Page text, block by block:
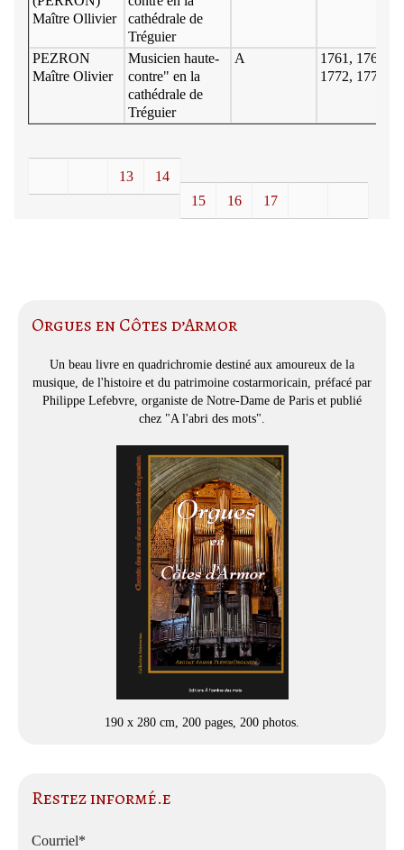
Maître Ollivier
cathédrale de
Tréguier
PEZRON
Maître Olivier
Musicien haute-
contre" en la
cathédrale de
Tréguier
A
1761, 1764,
1772, 1774
13
14
15
16 17
Orgues en Côtes d’Armor
Un beau livre en quadrichromie destiné aux amoureux de la
musique, de l'histoire et du patrimoine costarmoricain, préfacé par
Philippe Lefebvre, organiste de Notre-Dame de Paris et publié
chez "A l'abri des mots".
190 x 280 cm, 200 pages, 200 photos.
Restez informé.e
Courriel*